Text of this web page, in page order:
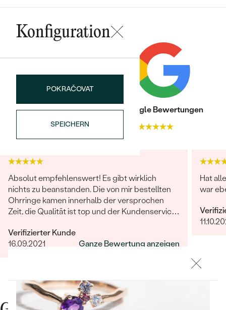
Wave Kollektion
MINIMALISTISCH
NACH DER FARBE
MASSGEFERTIGTER
DIAMANTEN
Meistverkaufte
Ohrrinnge
Personalisierte
Halsketten
ANSEHEN
Meistverkaufte
Ringe
ANSEHEN
Konfiguration
POKRAČOVAT
SPEICHERN
Trusted shop BewertungenGoogle Bewertungen
Absolut empfehlenswert! Es gibt wirklich
nichts zu beanstanden. Die von mir bestellten
Ohrringe kamen innerhalb der versprochen
Zeit, die Qualität ist top und der Kundenservice
Verifizierter Kunde
16.09.2021
Ganze Bewertung anzeigen
Hat
war